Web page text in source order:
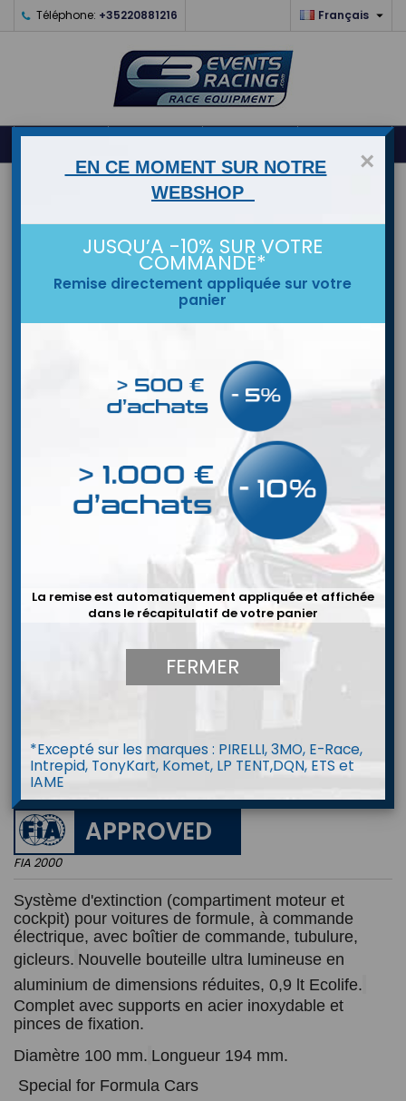
Téléphone: +35220881216 Français 
0
Extincteur OMP CEFAL3 (Formula)
APPROVED
FIA 2000
Système d'extinction (compartiment moteur et
cockpit) pour voitures de formule, à commande
électrique, avec boîtier de commande, tubulure,
gicleurs. Nouvelle bouteille ultra lumineuse en
aluminium de dimensions réduites, 0,9 lt Ecolife.
Complet avec supports en acier inoxydable et
pinces de fixation.
Diamètre 100 mm. Longueur 194 mm.
Special for Formula Cars
×
EN CE MOMENT SUR NOTRE
WEBSHOP
JUSQU’A -10% SUR VOTRE
COMMANDE*
Remise directement appliquée sur votre
panier
La remise est automatiquement appliquée et affichée
dans le récapitulatif de votre panier
FERMER
*Excepté sur les marques : PIRELLI, 3MO, E-Race,
Intrepid, TonyKart, Komet, LP TENT,DQN, ETS et
IAME